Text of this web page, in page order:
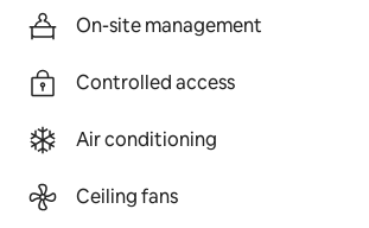
On-site management
Controlled access
Air conditioning
Ceiling fans